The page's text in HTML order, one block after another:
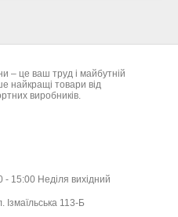
– це ваш труд і майбутній
найкращі товари від
виробників.
15:00 Неділя вихідний
Ізмаїльська 113-Б